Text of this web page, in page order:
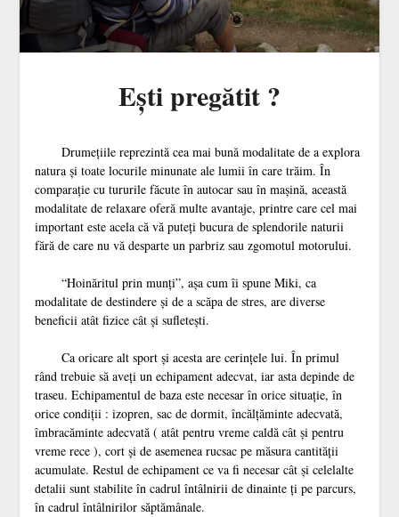
Eşti pregătit ?
Drumeţiile reprezintă cea mai bună modalitate de a explora
natura şi toate locurile minunate ale lumii în care trăim. În
comparaţie cu tururile făcute în autocar sau în maşină, această
modalitate de relaxare oferă multe avantaje, printre care cel mai
important este acela că vă puteţi bucura de splendorile naturii
fără de care nu vă desparte un parbriz sau zgomotul motorului.
“Hoinăritul prin munţi”, aşa cum îi spune Miki, ca
modalitate de destindere şi de a scăpa de stres, are diverse
beneficii atât fizice cât şi sufleteşti.
Ca oricare alt sport şi acesta are cerinţele lui. În primul
rând trebuie să aveţi un echipament adecvat, iar asta depinde de
traseu. Echipamentul de baza este necesar în orice situaţie, în
orice condiţii : izopren, sac de dormit, încălţăminte adecvată,
îmbracăminte adecvată ( atât pentru vreme caldă cât şi pentru
vreme rece ), cort şi de asemenea rucsac pe măsura cantităţii
acumulate. Restul de echipament ce va fi necesar cât şi celelalte
detalii sunt stabilite în cadrul întâlnirii de dinainte ţi pe parcurs,
în cadrul întâlnirilor săptămânale.